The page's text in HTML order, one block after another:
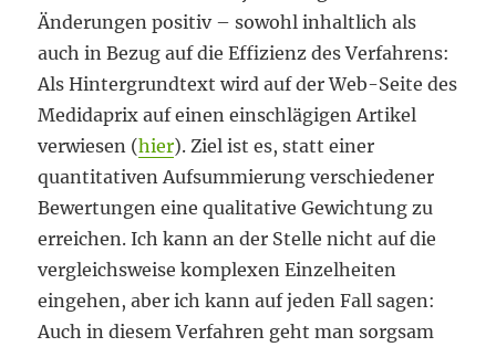
Änderungen positiv – sowohl inhaltlich als
auch in Bezug auf die Effizienz des Verfahrens:
Als Hintergrundtext wird auf der Web-Seite des
Medidaprix auf einen einschlägigen Artikel
verwiesen (hier). Ziel ist es, statt einer
quantitativen Aufsummierung verschiedener
Bewertungen eine qualitative Gewichtung zu
erreichen. Ich kann an der Stelle nicht auf die
vergleichsweise komplexen Einzelheiten
eingehen, aber ich kann auf jeden Fall sagen:
Auch in diesem Verfahren geht man sorgsam